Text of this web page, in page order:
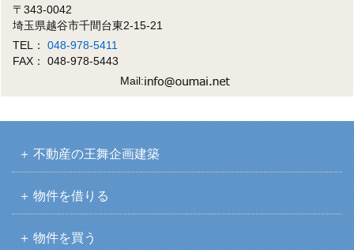
〒343-0042
埼玉県越谷市千間台東2-15-21
TEL：048-978-5411
FAX： 048-978-5443
Mail:
不動産の王舞企画建築
物件を借りる
物件を買う